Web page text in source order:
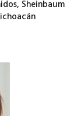
Sheinbaum